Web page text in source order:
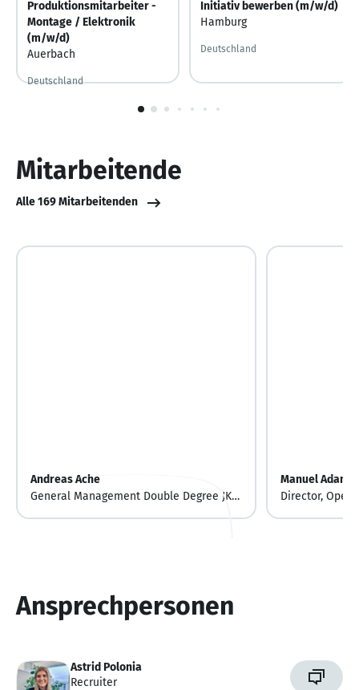
Produktionsmitarbeiter -
Montage / Elektronik
(m/w/d)
Auerbach
Deutschland
Initiativ bewerben (m/w/d)
Hamburg
Deutschland
1
Mitarbeitende
Alle 169 Mitarbeitenden
Andreas Ache
General Management Double Degree JKU
Manuel Adam
Director,
Ansprechpersonen
Astrid Polonia
Recruiter